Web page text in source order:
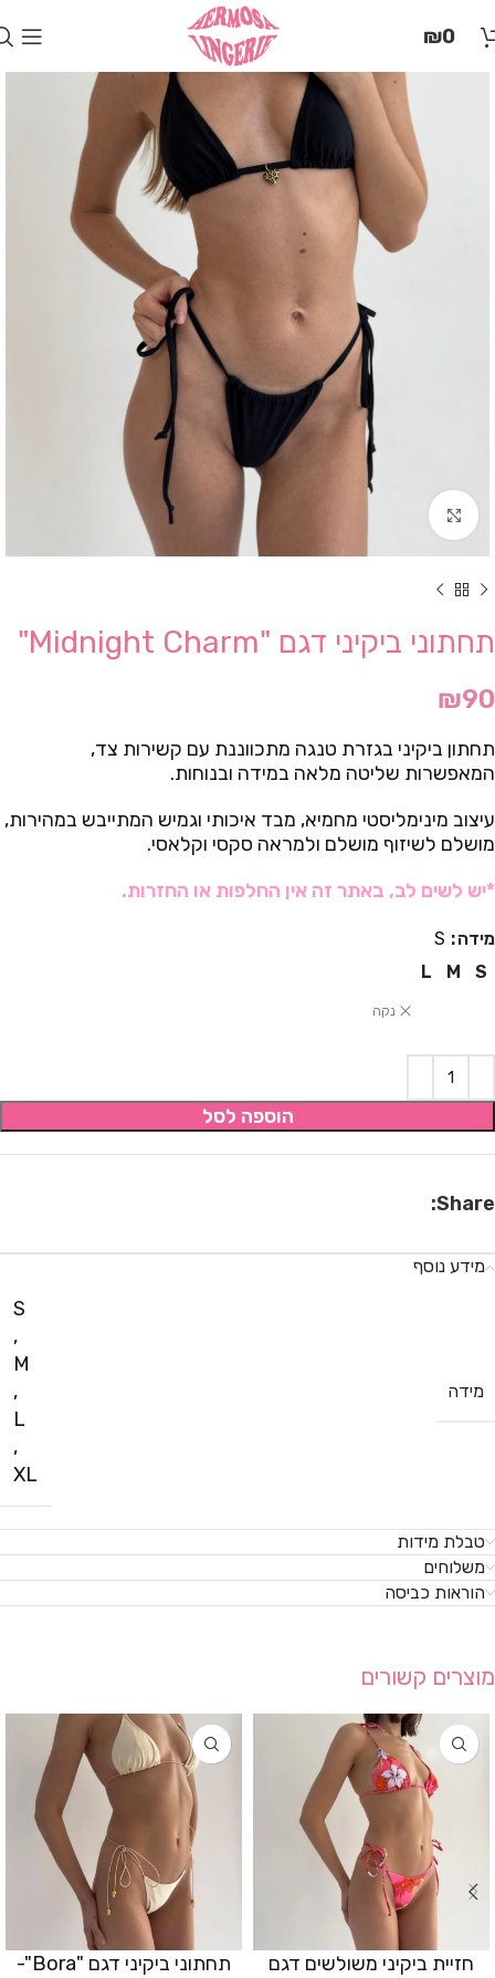
זֶה
₪0
Click to enlarge
תחתוני ביקיני דגם "Midnight Charm"
₪90
תחתון ביקיני בגזרת טנגה מתכווננת עם קשירות צד,
המאפשרות שליטה מלאה במידה ובנוחות.
עיצוב מינימליסטי מחמיא, מבד איכותי וגמיש המתייבש במהירות,
מושלם לשיזוף מושלם ולמראה סקסי וקלאסי.
*יש לשים לב, באתר זה אין החלפות או החזרות.
מידה
S
S
M
L
נקה
הוספה לסל
Share:
מידע נוסף
מידה
S
,
M
,
L
,
XL
טבלת מידות
משלוחים
הוראות כביסה
מוצרים קשורים
חזיית ביקיני משולשים דגם
תחתוני ביקיני דגם "Bora"-